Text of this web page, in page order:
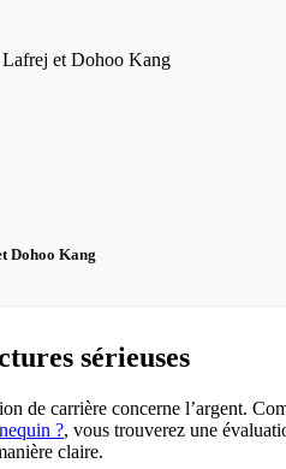
Dohoo Kang
sérieuses
de carrière concerne l’argent.
?, vous trouverez une
claire.